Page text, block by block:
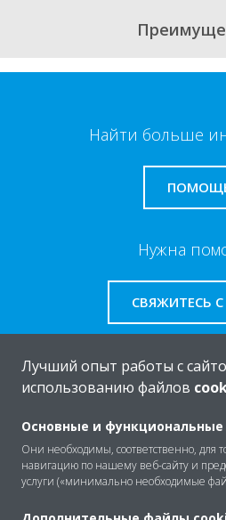
Найти больше
Нужна
СВЯЖИТЕСЬ
Решения
Лучший опыт работы с
использованию файлов
Основные и
Они необходимы, соответственно, для
навигацию по нашему веб-сайту и
услуги («минимально необходимые